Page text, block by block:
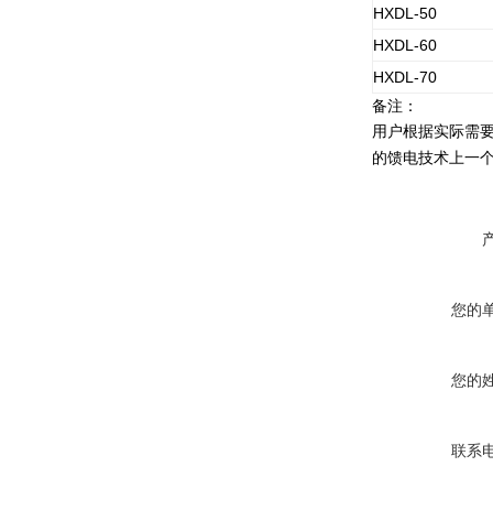
HXDL-50
HXDL-60
HXDL-70
备注：
用户根据实际需
的馈电技术上一
您的
您的
联系